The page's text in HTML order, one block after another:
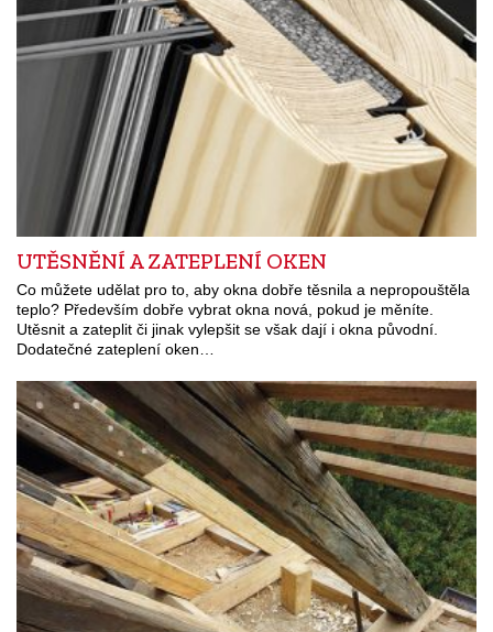
UTĚSNĚNÍ A ZATEPLENÍ OKEN
Co můžete udělat pro to, aby okna dobře těsnila a nepropouštěla
teplo? Především dobře vybrat okna nová, pokud je měníte.
Utěsnit a zateplit či jinak vylepšit se však dají i okna původní.
Dodatečné zateplení oken…